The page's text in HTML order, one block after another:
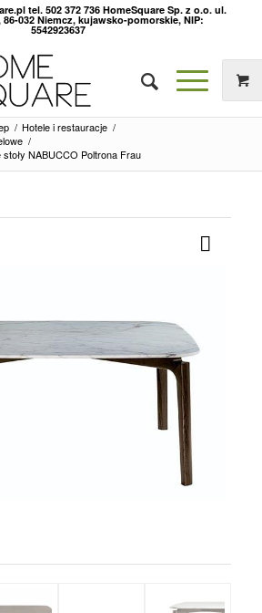
tel. 502 372 736 HomeSquare Sp. z o.o. ul.
032 Niemcz, kujawsko-pomorskie, NIP:
5542923637
/ Hotele i restauracje /
/
NABUCCO Poltrona Frau